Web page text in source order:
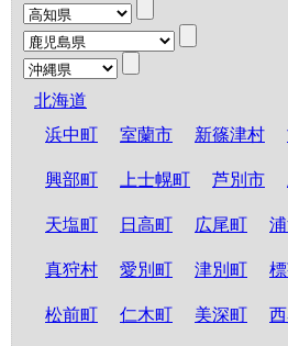
北海道
浜中町
室蘭市 新篠津村
興部町 上士幌町 芦別市
天塩町 日高町 広尾町
真狩村 愛別町 津別町
松前町 仁木町 美深町